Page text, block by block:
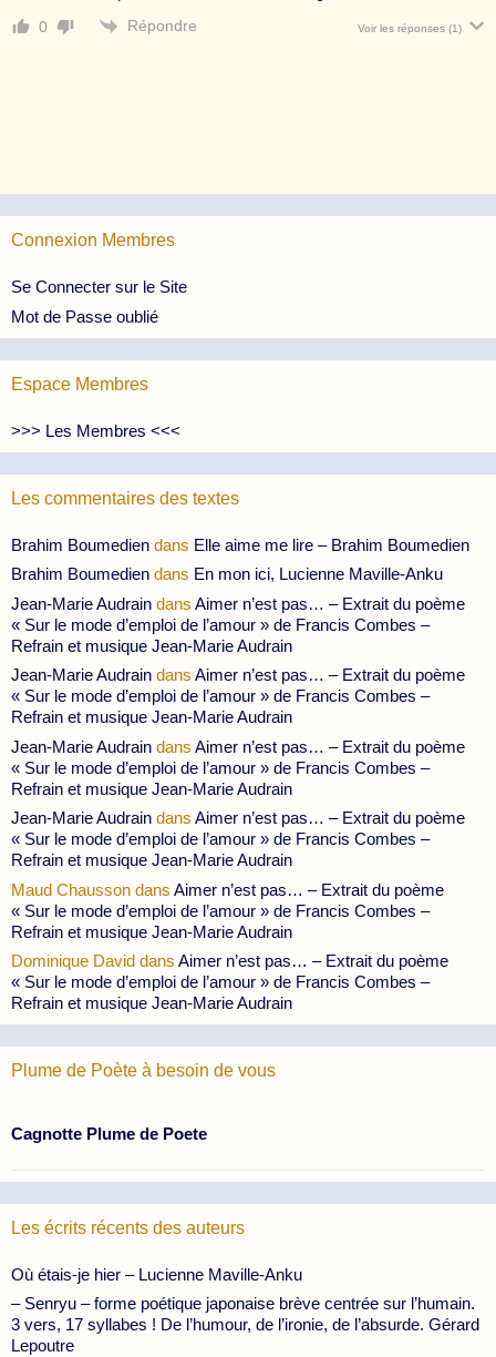
0 Répondre Voir les réponses (1)
Connexion Membres
Se Connecter sur le Site
Mot de Passe oublié
Espace Membres
>>> Les Membres <<<
Les commentaires des textes
Brahim Boumedien dans Elle aime me lire – Brahim Boumedien
Brahim Boumedien dans En mon ici, Lucienne Maville-Anku
Jean-Marie Audrain dans Aimer n’est pas… – Extrait du poème
« Sur le mode d’emploi de l’amour » de Francis Combes –
Refrain et musique Jean-Marie Audrain
Jean-Marie Audrain dans Aimer n’est pas… – Extrait du poème
« Sur le mode d’emploi de l’amour » de Francis Combes –
Refrain et musique Jean-Marie Audrain
Jean-Marie Audrain dans Aimer n’est pas… – Extrait du poème
« Sur le mode d’emploi de l’amour » de Francis Combes –
Refrain et musique Jean-Marie Audrain
Jean-Marie Audrain dans Aimer n’est pas… – Extrait du poème
« Sur le mode d’emploi de l’amour » de Francis Combes –
Refrain et musique Jean-Marie Audrain
Maud Chausson dans Aimer n’est pas… – Extrait du poème
« Sur le mode d’emploi de l’amour » de Francis Combes –
Refrain et musique Jean-Marie Audrain
Dominique David dans Aimer n’est pas… – Extrait du poème
« Sur le mode d’emploi de l’amour » de Francis Combes –
Refrain et musique Jean-Marie Audrain
Plume de Poète à besoin de vous
Cagnotte Plume de Poete
Les écrits récents des auteurs
Où étais-je hier – Lucienne Maville-Anku
– Senryu – forme poétique japonaise brève centrée sur l’humain.
3 vers, 17 syllabes ! De l’humour, de l’ironie, de l’absurde. Gérard
Lepoutre